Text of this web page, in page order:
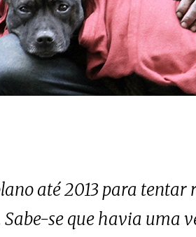
até 2013 para tentar
se que havia uma